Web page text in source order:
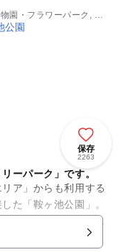
園・フラワーパーク, 公
保存
2263
ーパーク」です。
ア」からも利用する
た「鞍ヶ池公園」。
ほどの充実ぶりに驚